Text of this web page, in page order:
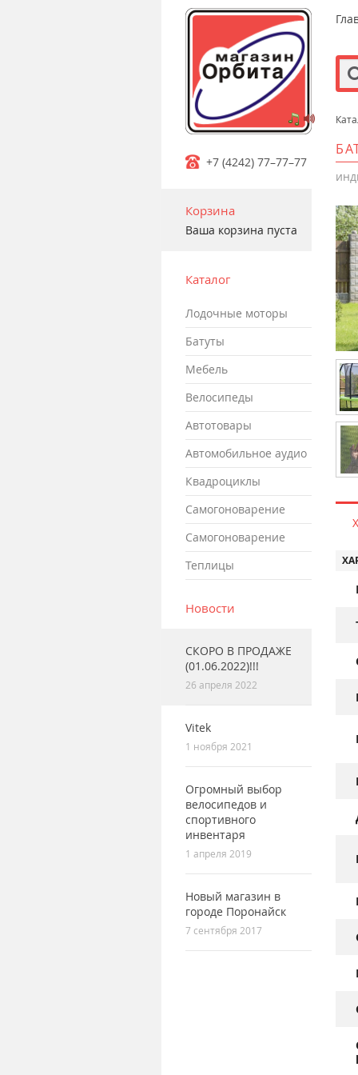
m
+7 (4242) 77–77–77
Корзина
Ваша корзина пуста
Каталог
лодочные моторы
батуты
мебель
велосипеды
автотовары
автомобильное аудио
квадроциклы
самогоноварение
самогоноварение
теплицы
Новости
СКОРО В ПРОДАЖЕ
(01.06.2022)!!!
26 апреля 2022
Vitek
1 ноября 2021
Огромный выбор
велосипедов и
спортивного
инвентаря
1 апреля 2019
Новый магазин в
городе Поронайск
7 сентября 2017